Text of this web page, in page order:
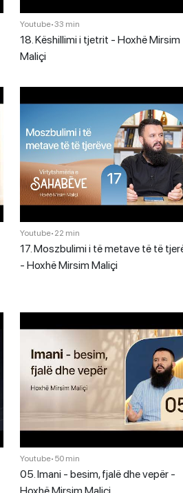
Youtube•33 min
18. Këshillimi i tjetrit - Hoxhë Mirsim
Maliçi
Youtube• 22 min
17. Moszbulimi i të metave të të
- Hoxhë Mirsim Maliçi
Youtube• 50 min
05. Imani - besim, fjalë dhe vepër -